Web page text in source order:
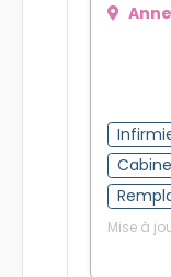
Mise à